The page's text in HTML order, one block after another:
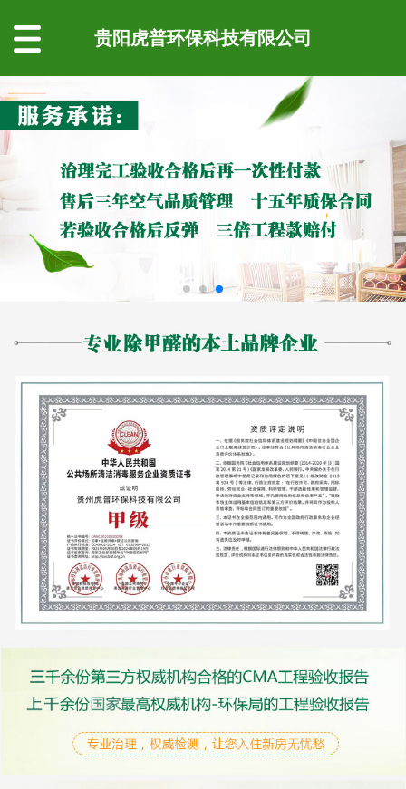
贵阳虎普环保科技有限公司